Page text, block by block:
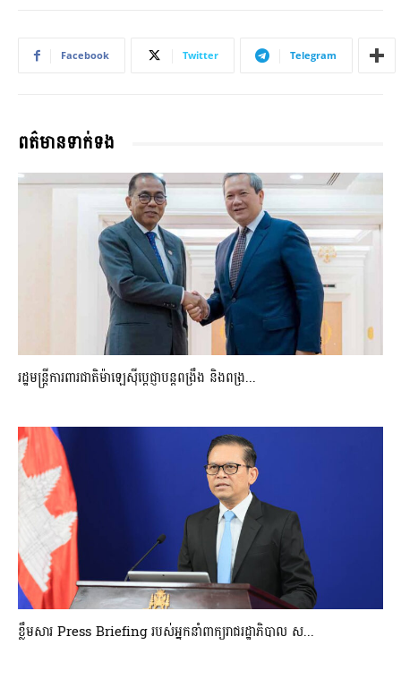
Facebook Twitter Telegram
ពត៌មានទាក់ទង
រដ្ឋមន្ត្រីការពារជាតិម៉ាឡេស៊ីប្ដេជ្ញាបន្តពង្រឹង និងពង្រ...
ខ្លឹមសារ Press Briefing របស់អ្នកនាំពាក្យរាជរដ្ឋាភិបាល ស...